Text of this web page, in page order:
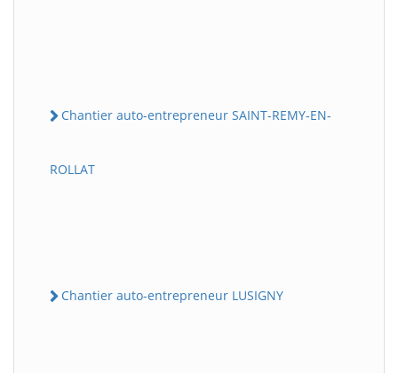
Chantier auto-entrepreneur SAINT-REMY-EN-
ROLLAT
Chantier auto-entrepreneur LUSIGNY